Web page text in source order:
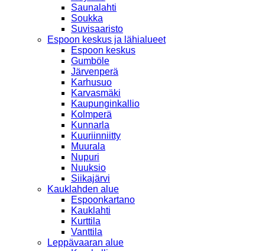
Saunalahti
Soukka
Suvisaaristo
Espoon keskus ja lähialueet
Espoon keskus
Gumböle
Järvenperä
Karhusuo
Karvasmäki
Kaupunginkallio
Kolmperä
Kunnarla
Kuuriinniitty
Muurala
Nupuri
Nuuksio
Siikajärvi
Kauklahden alue
Espoonkartano
Kauklahti
Kurttila
Vanttila
Leppävaaran alue